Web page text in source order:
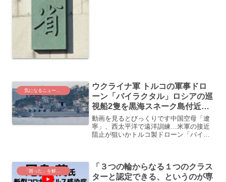
ウクライナ軍 トルコの軍事ドロ
ーン「バイラクタル」ロシアの巡
視船2隻を黒海スネーク島付近で
爆破
動画を見るとびっくりです中国空母「遼
寧」、西太平洋で遠洋訓練…米軍の接近
阻止が狙いかトルコ製ドローン「バイラ
高校時代の体育の先生が、...
「困った」を解決する
「３つの輪からなる１つのクラス
ターと認定できる、というのが専